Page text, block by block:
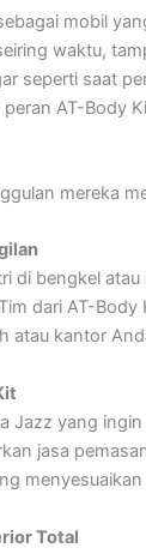
mobil
waktu,
seperti saat
AT-Body
mereka
di bengkel
dari AT-Body
atau kantor
Jazz yang
jasa
Total